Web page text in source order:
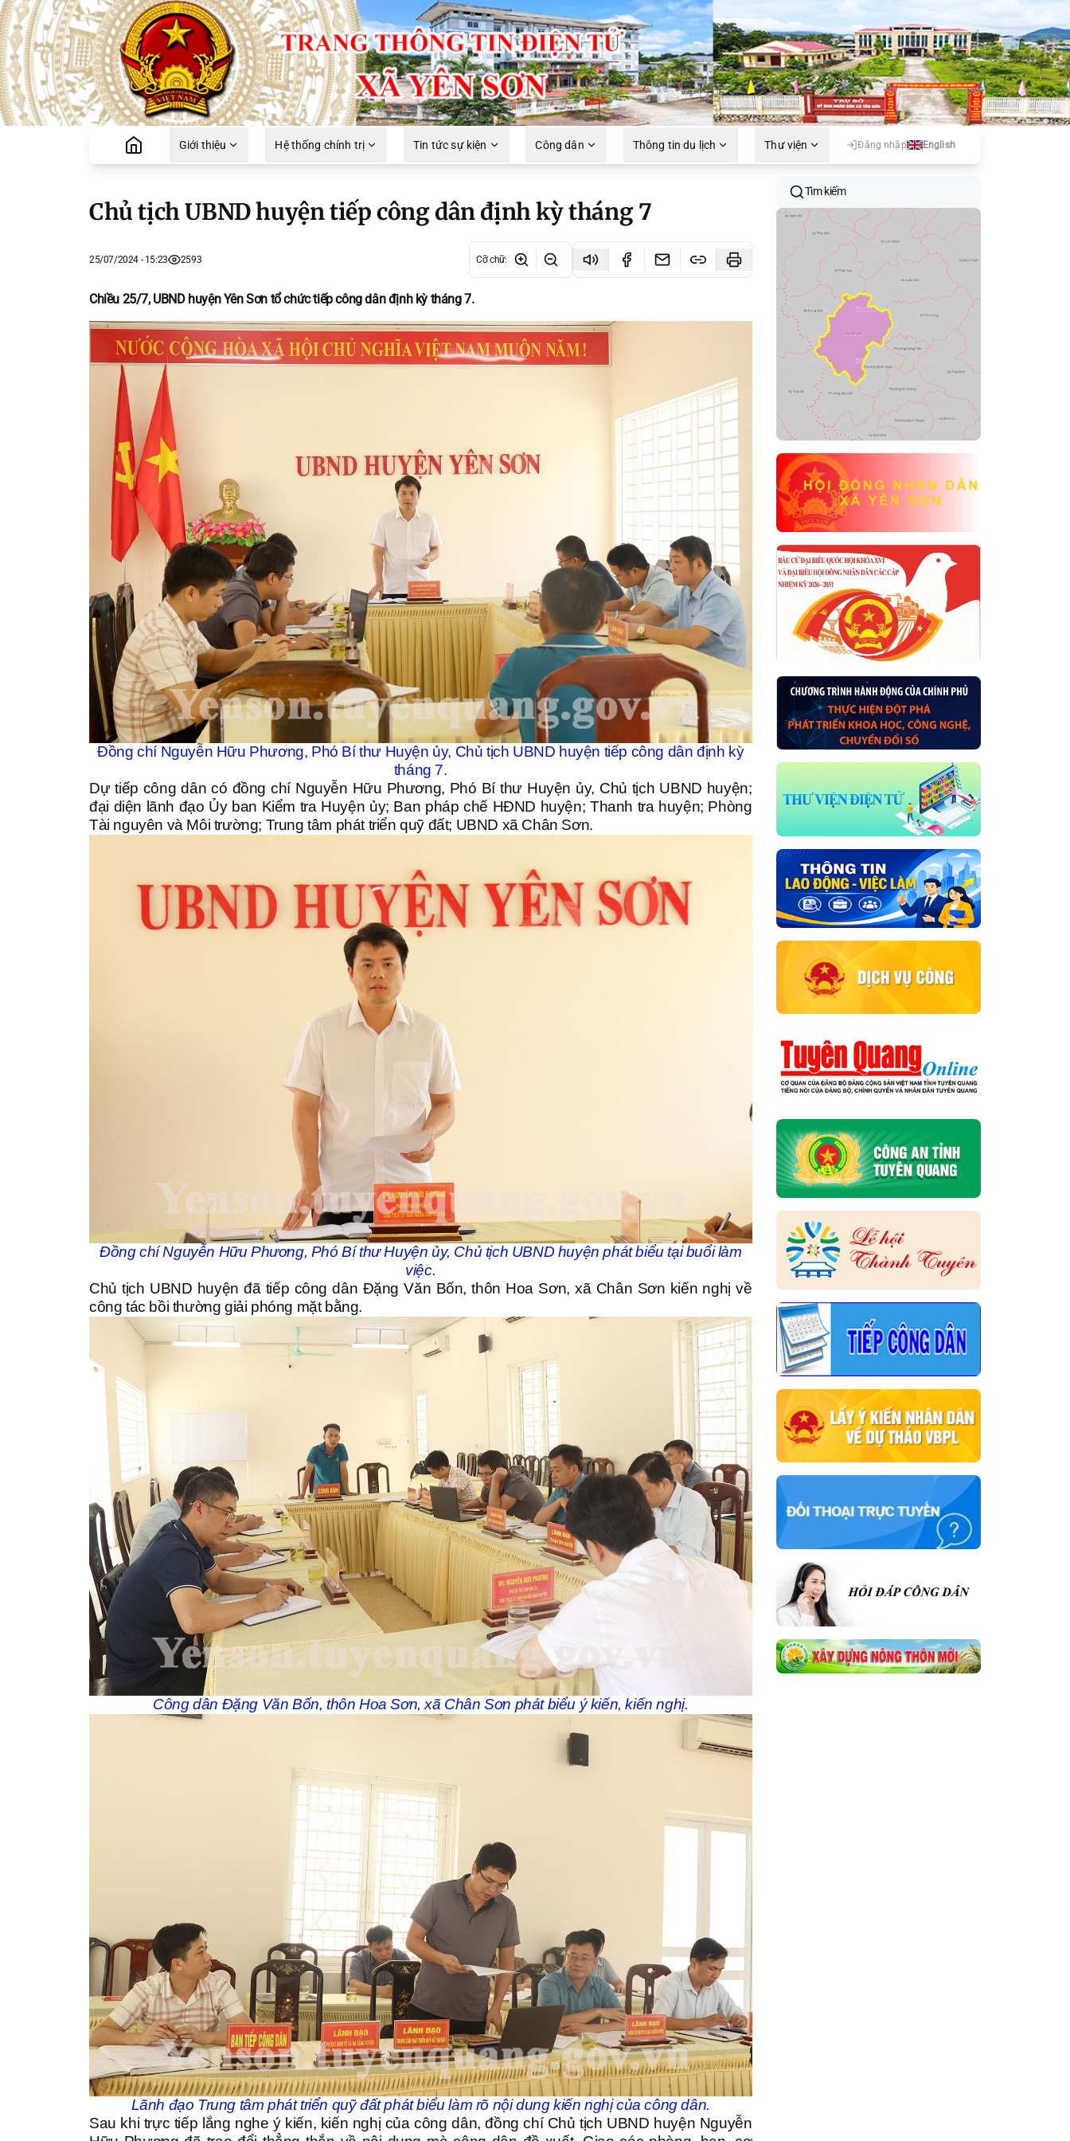
Giới thiệu Hệ thống chính trị Tin tức sự kiện Công dân Thông tin du lịch Thư viện Đăng nhập English
Chủ tịch UBND huyện tiếp công dân định kỳ tháng 7
25/07/2024 - 15:23 2593 Cỡ chữ:
Chiều 25/7, UBND huyện Yên Sơn tổ chức tiếp công dân định kỳ tháng 7.
Đồng chí Nguyễn Hữu Phương, Phó Bí thư Huyện ủy, Chủ tịch UBND huyện tiếp công dân định kỳ
tháng 7.
Dự tiếp công dân có đồng chí Nguyễn Hữu Phương, Phó Bí thư Huyện ủy, Chủ tịch UBND huyện;
đại diện lãnh đạo Ủy ban Kiểm tra Huyện ủy; Ban pháp chế HĐND huyện; Thanh tra huyện; Phòng
Tài nguyên và Môi trường; Trung tâm phát triển quỹ đất; UBND xã Chân Sơn.
Đồng chí Nguyễn Hữu Phương, Phó Bí thư Huyện ủy, Chủ tịch UBND huyện phát biểu tại buổi làm
việc.
Chủ tịch UBND huyện đã tiếp công dân Đặng Văn Bốn, thôn Hoa Sơn, xã Chân Sơn kiến nghị về
công tác bồi thường giải phóng mặt bằng.
Công dân Đặng Văn Bốn, thôn Hoa Sơn, xã Chân Sơn phát biểu ý kiến, kiến nghị.
Lãnh đạo Trung tâm phát triển quỹ đất phát biểu làm rõ nội dung kiến nghị của công dân.
Sau khi trực tiếp lắng nghe ý kiến, kiến nghị của công dân, đồng chí Chủ tịch UBND huyện Nguyễn
Tìm kiếm